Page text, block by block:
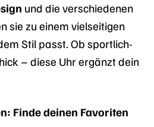
und die verschiedenen
sie zu einem vielseitigen
Stil passt. Ob sportlich-
– diese Uhr ergänzt dein
Finde deinen Favoriten